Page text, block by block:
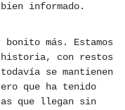
informado.
más. Estamos
historia, con restos
se mantienen
que ha tenido
que llegan sin